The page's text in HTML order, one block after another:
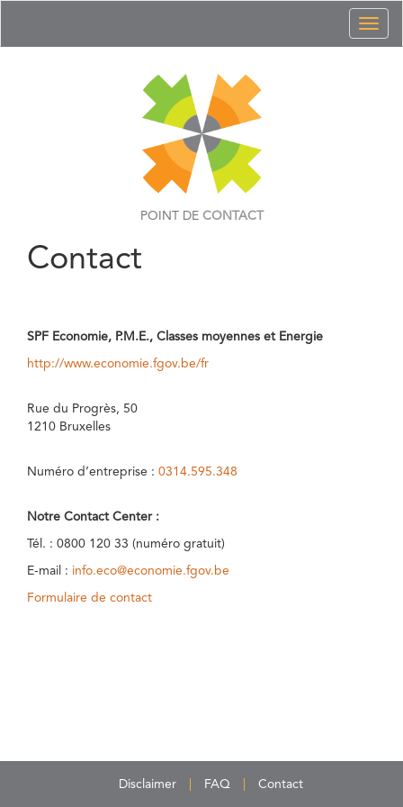
POINT DE CONTACT
Contact
SPF Economie, P.M.E., Classes moyennes et Energie
http://www.economie.fgov.be/fr
Rue du Progrès, 50
1210 Bruxelles
Numéro d’entreprise : 0314.595.348
Notre Contact Center :
Tél. : 0800 120 33 (numéro gratuit)
E-mail : info.eco@economie.fgov.be
Formulaire de contact
Disclaimer FAQ Contact